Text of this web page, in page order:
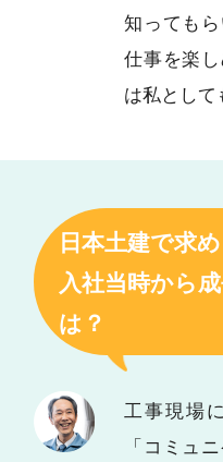
知っても
仕事を楽
は私として
日本土建で求
入社当時から
は？
工事現場
「コミュ